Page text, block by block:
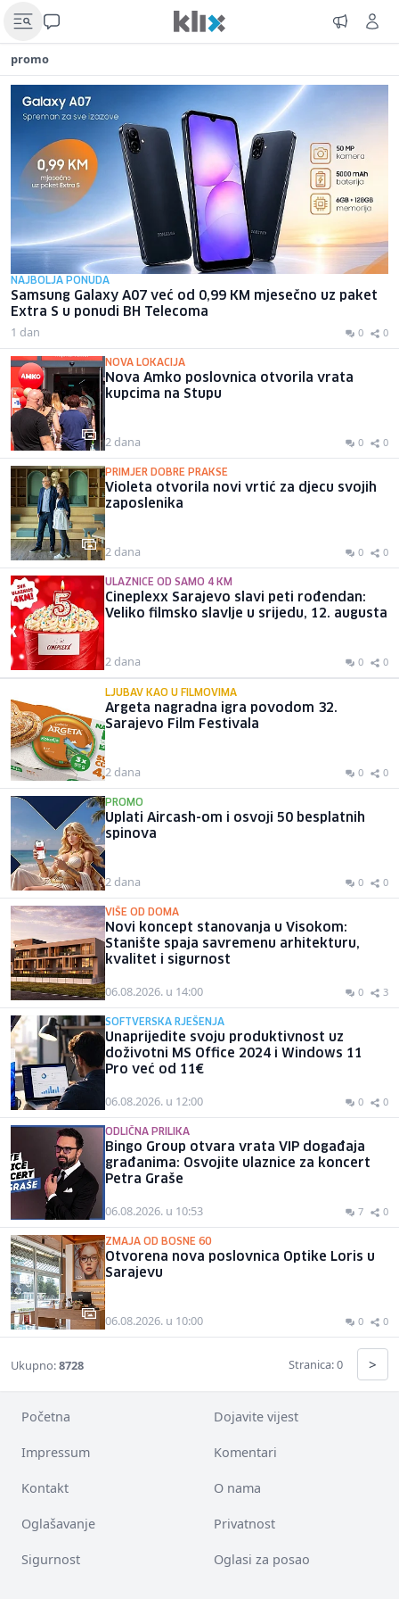
promo
NAJBOLJA PONUDA
Samsung Galaxy A07 već od 0,99 KM mjesečno uz paket
Extra S u ponudi BH Telecoma
1 dan 0 0
NOVA LOKACIJA
Nova Amko poslovnica otvorila vrata
kupcima na Stupu
2 dana 0 0
PRIMJER DOBRE PRAKSE
Violeta otvorila novi vrtić za djecu svojih
zaposlenika
2 dana 0 0
ULAZNICE OD SAMO 4 KM
Cineplexx Sarajevo slavi peti rođendan:
Veliko filmsko slavlje u srijedu, 12. augusta
2 dana 0 0
LJUBAV KAO U FILMOVIMA
Argeta nagradna igra povodom 32.
Sarajevo Film Festivala
2 dana 0 0
PROMO
Uplati Aircash-om i osvoji 50 besplatnih
spinova
2 dana 0 0
VIŠE OD DOMA
Novi koncept stanovanja u Visokom:
Stanište spaja savremenu arhitekturu,
kvalitet i sigurnost
06.08.2026. u 14:00 0 3
SOFTVERSKA RJEŠENJA
Unaprijedite svoju produktivnost uz
doživotni MS Office 2024 i Windows 11
Pro već od 11€
06.08.2026. u 12:00 0 0
ODLIČNA PRILIKA
Bingo Group otvara vrata VIP događaja
građanima: Osvojite ulaznice za koncert
Petra Graše
06.08.2026. u 10:53 7 0
ZMAJA OD BOSNE 60
Otvorena nova poslovnica Optike Loris u
Sarajevu
06.08.2026. u 10:00 0 0
Ukupno:8728 Stranica: 0 >
Početna Dojavite vijest
Impressum Komentari
Kontakt O nama
Oglašavanje Privatnost
Sigurnost Oglasi za posao